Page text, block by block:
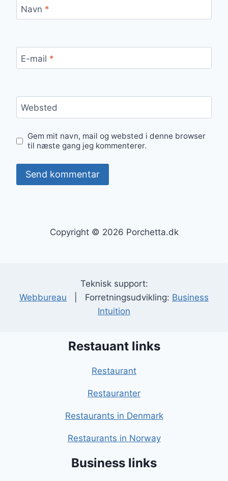
Navn *
E-mail *
Websted
Gem mit navn, mail og websted i denne browser
til næste gang jeg kommenterer.
Copyright © 2026 Porchetta.dk
Teknisk support:
Webbureau | Forretningsudvikling: Business
Intuition
Restauant links
Restaurant
Restauranter
Restaurants in Denmark
Restaurants in Norway
Business links